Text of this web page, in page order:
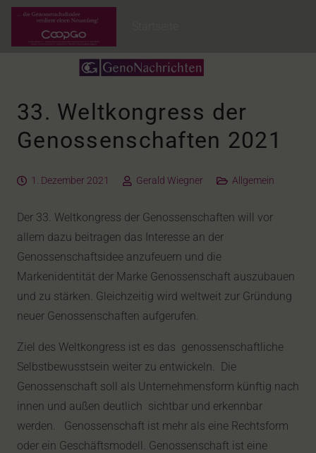
33. Weltkongress der
Genossenschaften 2021
1. Dezember 2021 Gerald Wiegner Allgemein
Der 33. Weltkongress der Genossenschaften will vor
allem dazu beitragen das Interesse an der
Genossenschaftsidee anzufeuern und die
Markenidentität der Marke Genossenschaft auszubauen
und zu stärken. Gleichzeitig wird weltweit zur Gründung
neuer Genossenschaften aufgerufen.
Ziel des Weltkongress ist es das genossenschaftliche
Selbstbewusstsein weiter zu entwickeln. Die
Genossenschaft soll als Unternehmensform künftig nach
innen und außen deutlich sichtbar und erkennbar
werden. Genossenschaft ist mehr als eine Rechtsform
oder ein Geschäftsmodell. Genossenschaft ist eine